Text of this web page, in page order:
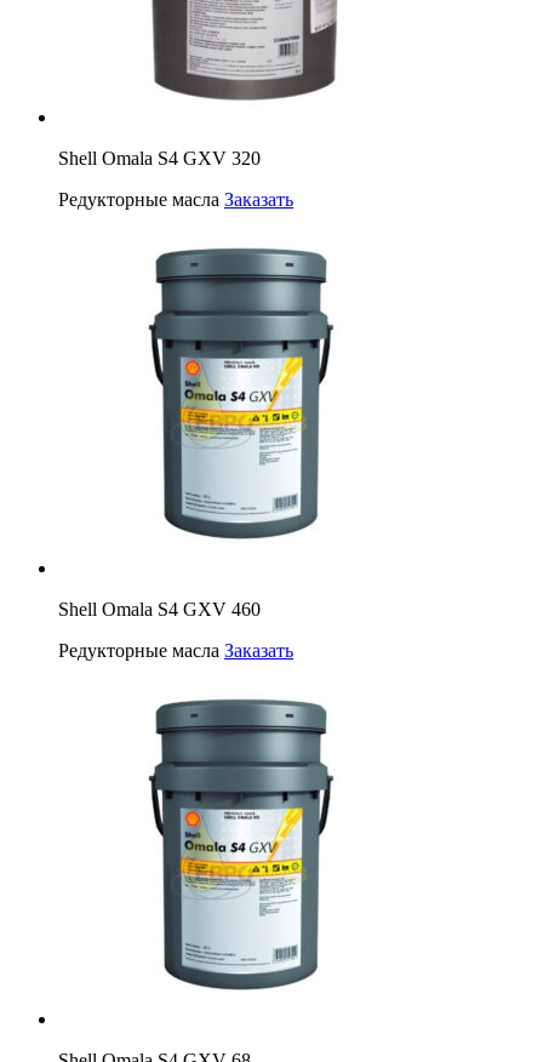
Shell Omala S4 GXV 320
Редукторные масла Заказать
Shell Omala S4 GXV 460
Редукторные масла Заказать